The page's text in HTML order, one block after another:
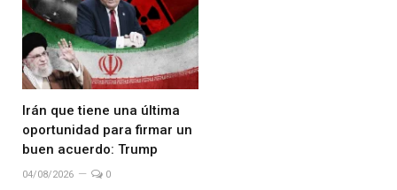
Irán que tiene una última
oportunidad para firmar un
buen acuerdo: Trump
04/08/2026 0